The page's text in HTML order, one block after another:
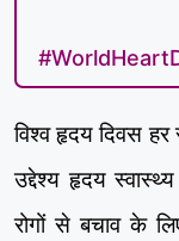
विश्व हृदय दिवस
उद्देश्य हृदय
रोगों से बचाव के